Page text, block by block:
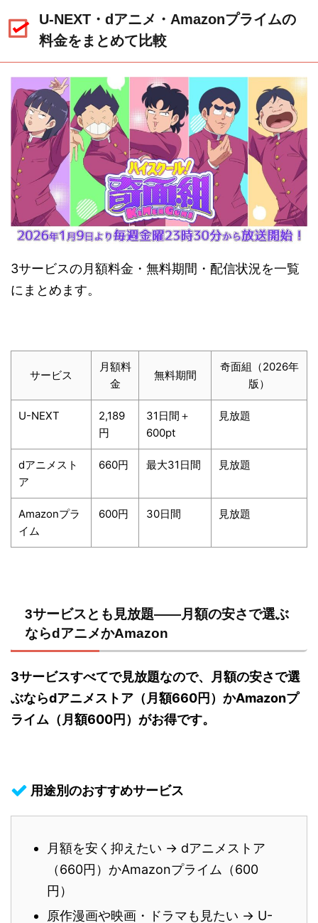
U-NEXT・dアニメ・Amazonプライムの
料金をまとめて比較
3サービスの月額料金・無料期間・配信状況を一覧
にまとめます。
サービス
月額料
金
無料期間
奇面組（2026年
版）
U-NEXT
2,189
円
31日間＋
600pt
見放題
dアニメスト
ア
660円 最大31日間 見放題
Amazonプラ
イム
600円 30日間 見放題
3サービスとも見放題——月額の安さで選ぶ
ならdアニメかAmazon
3サービスすべてで見放題なので、月額の安さで選
ぶならdアニメストア（月額660円）かAmazonプ
ライム（月額600円）がお得です。
用途別のおすすめサービス
月額を安く抑えたい → dアニメストア
（660円）かAmazonプライム（600
円）
原作漫画や映画・ドラマも見たい → U-